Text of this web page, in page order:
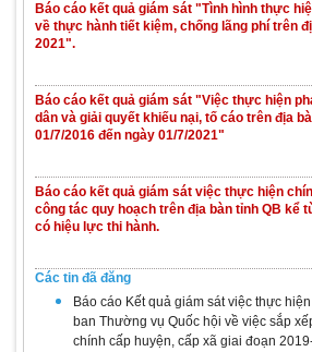
Báo cáo kết quả giám sát "Tình hình thực
về thực hành tiết kiệm, chống lãng phí trên
2021".
Báo cáo kết quả giám sát "Việc thực hiện
dân và giải quyết khiếu nại, tố cáo trên địa
01/7/2016 đến ngày 01/7/2021"
Báo cáo kết quả giám sát việc thực hiện
công tác quy hoạch trên địa bàn tỉnh QB kể
có hiệu lực thi hành.
Các tin đã đăng
Báo cáo Kết quả giám sát việc thực
ban Thường vụ Quốc hội về việc sắp
chính cấp huyện, cấp xã giai đoạn